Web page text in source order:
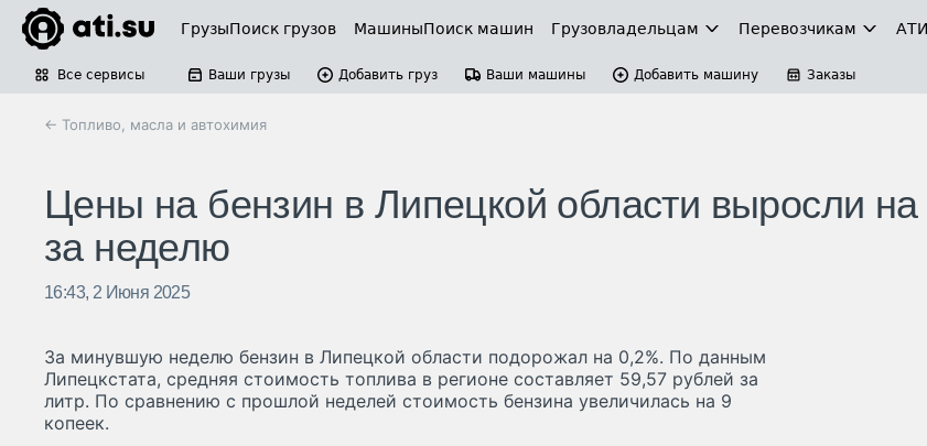
ГрузыПоиск грузов МашиныПоиск машин Грузовладельцам Перевозчикам
Все сервисы Ваши грузы Добавить груз Ваши машины Добавить машину Заказы
← Топливо, масла и автохимия
Цены на бензин в Липецкой области выросли на
за неделю
16:43, 2 Июня 2025
За минувшую неделю бензин в Липецкой области подорожал на 0,2%. По данным
Липецкстата, средняя стоимость топлива в регионе составляет 59,57 рублей за
литр. По сравнению с прошлой неделей стоимость бензина увеличилась на 9
копеек.